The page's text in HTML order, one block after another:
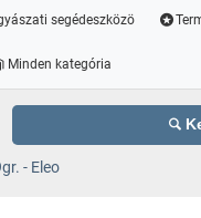
segédeszközö
Minden kategória
- Eleo